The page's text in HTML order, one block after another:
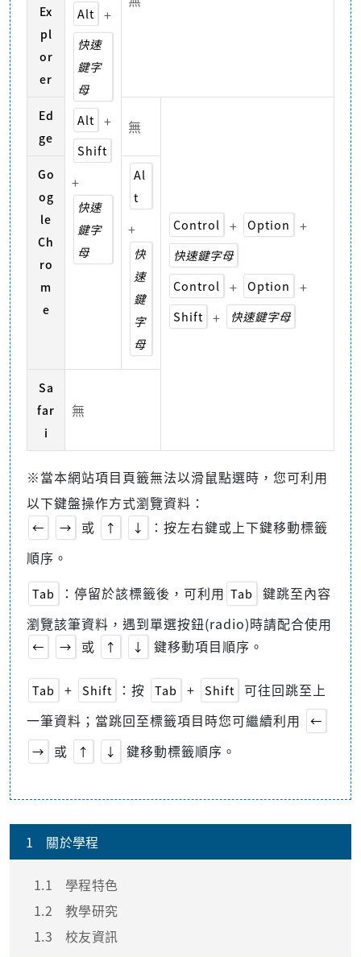
Ex
pl
or
er
Alt +
快速
鍵字
母
Alt
+
Shift
+
快速
鍵字
母
Ed
ge
無
Control + Option +
快速鍵字母
Control
+ Option +
Shift + 快速鍵字母
Go
og
le
Ch
ro
m
e
Al
t
+
快
速
鍵
字
母
Sa
far
i
無
※當本網站項目頁籤無法以滑鼠點選時，您可利用
以下鍵盤操作方式瀏覽資料：
← → 或 ↑ ↓
：按左右鍵或上下鍵移動標籤
順序。
Tab ：停留於該標籤後，可利用 Tab
鍵跳至內容
瀏覽該筆資料，遇到單選按鈕(radio)時請配合使用
← → 或 ↑ ↓ 鍵移動項目順序。
Tab + Shift ：按 Tab + Shift
可往回跳至上
一筆資料；當跳回至標籤項目時您可繼續利用
←
→
或 ↑ ↓ 鍵移動標籤順序。
1 關於學程
1.1
學程特色
1.2
教學研究
1.3
校友資訊